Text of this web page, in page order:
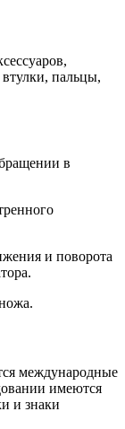
пальцы,
в
и поворота
международные
имеются
и знаки